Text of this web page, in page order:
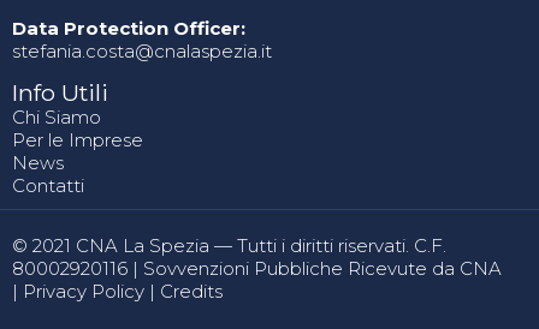
Data Protection Officer:
stefania.costa@cnalaspezia.it
Info Utili
Chi Siamo
Per le Imprese
News
Contatti
© 2021 CNA La Spezia — Tutti i diritti riservati. C.F.
80002920116 | Sovvenzioni Pubbliche Ricevute da CNA
| Privacy Policy | Credits